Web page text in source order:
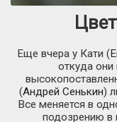
Еще вчера у Кати (
откуда они
(Андрей Сенькин)
Все меняется в
подозрению в